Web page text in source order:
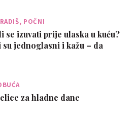
POČNI
se izuvati prije ulaska u kuću?
jednoglasni i kažu – da
za hladne dane